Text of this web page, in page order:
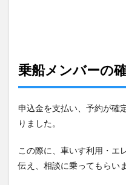
乗船メンバーの
申込金を支払い、予約が確
りました。
この際に、車いす利用・エ
伝え、相談に乗ってもらい